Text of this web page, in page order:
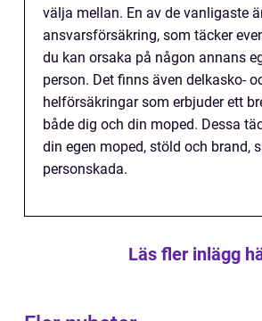
välja mellan. En av de vanligaste
ansvarsförsäkring, som täcker
du kan orsaka på någon annans
person. Det finns även delkasko-
helförsäkringar som erbjuder ett
både dig och din moped. Dessa
din egen moped, stöld och brand,
personskada.
Läs fler inlägg